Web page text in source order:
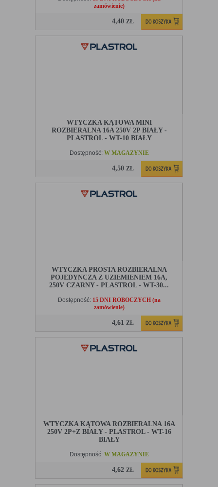
zamówienie)
4,40 ZŁ
WTYCZKA KĄTOWA MINI
ROZBIERALNA 16A 250V 2P BIAŁY -
PLASTROL - WT-10 BIAŁY
Dostępność: W MAGAZYNIE
4,50 ZŁ
WTYCZKA PROSTA ROZBIERALNA
POJEDYNCZA Z UZIEMIENIEM 16A,
250V CZARNY - PLASTROL - WT-30...
Dostępność: 15 DNI ROBOCZYCH (na
zamówienie)
4,61 ZŁ
WTYCZKA KĄTOWA ROZBIERALNA 16A
250V 2P+Z BIAŁY - PLASTROL - WT-16
BIAŁY
Dostępność: W MAGAZYNIE
4,62 ZŁ